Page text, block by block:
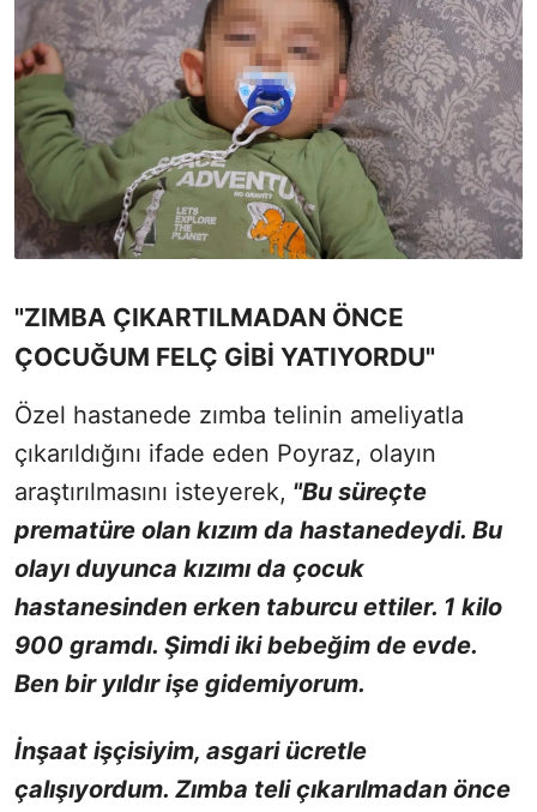
"ZIMBA ÇIKARTILMADAN ÖNCE
ÇOCUĞUM FELÇ GİBİ YATIYORDU"
Özel hastanede zımba telinin ameliyatla
çıkarıldığını ifade eden Poyraz, olayın
araştırılmasını isteyerek, "Bu süreçte
prematüre olan kızım da hastanedeydi. Bu
olayı duyunca kızımı da çocuk
hastanesinden erken taburcu ettiler. 1 kilo
900 gramdı. Şimdi iki bebeğim de evde.
Ben bir yıldır işe gidemiyorum.
İnşaat işçisiyim, asgari ücretle
çalışıyordum. Zımba teli çıkarılmadan önce